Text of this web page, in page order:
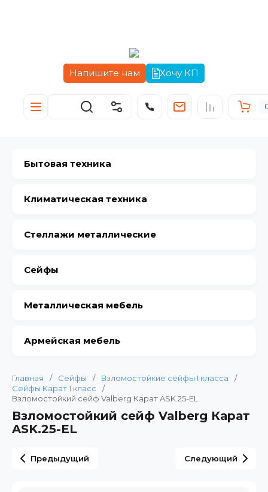
Напишите нам Хочу КП
Бытовая техника
Климатическая техника
Стеллажи металлические
Сейфы
Металлическая мебель
Армейская мебель
Главная / Сейфы / Взломостойкие сейфы I класса
/
Сейфы Карат 1 класс
/
Взломостойкий сейф Valberg Карат ASK.25-EL
Взломостойкий сейф Valberg Карат
ASK.25-EL
Предыдущий Следующий